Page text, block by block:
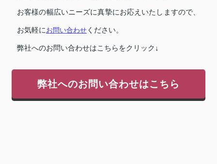
お客様の幅広いニーズに真摯にお応えいたしますので、
お気軽にお問い合わせ ください。
弊社へのお問い合わせはこちらをクリック↓
弊社へのお問い合わせはこちら